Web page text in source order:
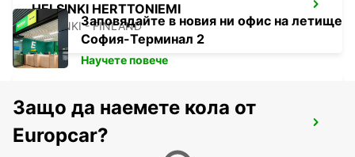
HELSINKI HERTTONIEMI
HELSINKI - FINLAND
HELSINKI CITY
HELSINKI - FINLAND
Заповядайте в новия ни офис на летище
София-Терминал 2
Научете повече
Защо да наемете кола от
Europcar?